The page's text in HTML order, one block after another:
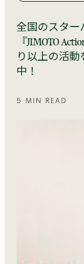
全国のスター
『JIMOTO
り以上の活
中！
5 MIN READ